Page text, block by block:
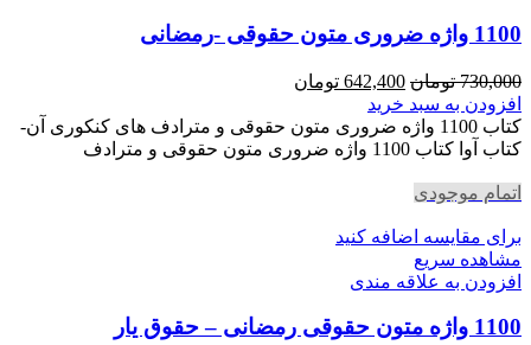
1100 واژه ضروری متون حقوقی -رمضانی
730,000 تومان قیمت
اصلی
730,000 تومان
بود.
642,400 تومان
642,400 تومان
است.
افزودن به سبد خرید
کتاب 1100 واژه ضروری متون حقوقی و مترادف های کنکوری آن-
کتاب آوا کتاب 1100 واژه ضروری متون حقوقی و مترادف
اتمام موجودی
برای مقایسه اضافه کنید
مشاهده سریع
افزودن به علاقه مندی
1100 واژه متون حقوقی رمضانی – حقوق یار